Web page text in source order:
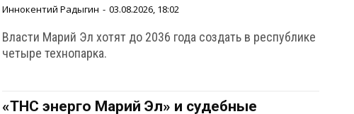
Иннокентий Радыгин - 03.08.2026, 18:02
Власти Марий Эл хотят до 2036 года создать в республике
четыре технопарка.
«ТНС энерго Марий Эл» и судебные